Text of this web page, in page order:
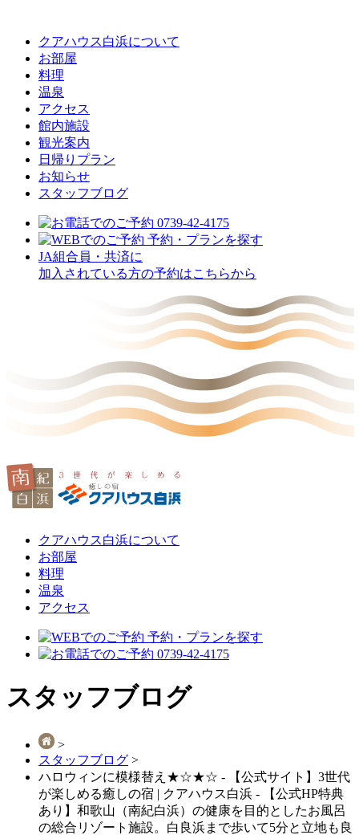
クアハウス白浜について
お部屋
料理
温泉
アクセス
館内施設
観光案内
⽇帰りプラン
お知らせ
スタッフブログ
JA組合員・共済に
加入されている方の予約はこちらから
クアハウス白浜について
お部屋
料理
温泉
アクセス
スタッフブログ
>
スタッフブログ >
ハロウィンに模様替え★☆★☆ - 【公式サイト】3世代
が楽しめる癒しの宿 | クアハウス白浜 - 【公式HP特典
あり】和歌山（南紀白浜）の健康を⽬的としたお⾵呂
の総合リゾート施設。白良浜まで歩いて5分と立地も良